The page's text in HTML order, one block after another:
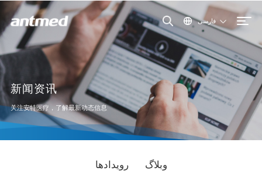
فارسی
新闻资讯
关注安特医疗，了解最新动态信息
رویدادها وبلاگ